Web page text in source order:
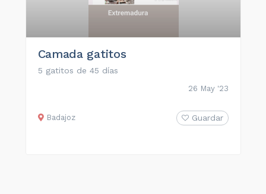
Camada gatitos
5 gatitos de 45 días
26 May '23
Badajoz Guardar